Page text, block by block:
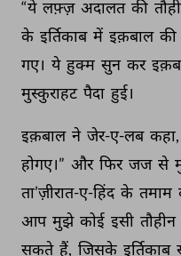
“ये लफ़्ज़ अदालत की
के इर्तिकाब में इक़बाल की
गए। ये हुक्म सुन कर
मुस्कुराहट पैदा हुई।
इक़बाल ने जेर-ए-लब कहा,
होगए।” और फिर जज से
ता’ज़ीरात-ए-हिंद के तमाम
आप मुझे कोई इसी तौहीन
सकते हैं, जिसके इर्तिकाब